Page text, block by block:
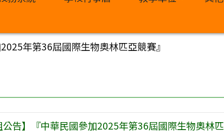
年第36屆國際生物奧林匹亞競賽』
公告】『中華民國參加2025年第36屆國際生物奧林匹